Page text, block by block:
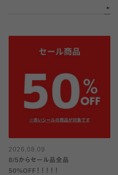
2026.08.09
8/5からセール品全品
50%OFF！！！！！